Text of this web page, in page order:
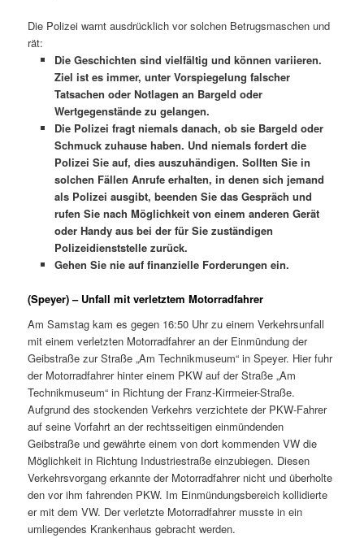
Die Polizei warnt ausdrücklich vor solchen Betrugsmaschen und
rät:
Die Geschichten sind vielfältig und können variieren.
Ziel ist es immer, unter Vorspiegelung falscher
Tatsachen oder Notlagen an Bargeld oder
Wertgegenstände zu gelangen.
Die Polizei fragt niemals danach, ob sie Bargeld oder
Schmuck zuhause haben. Und niemals fordert die
Polizei Sie auf, dies auszuhändigen. Sollten Sie in
solchen Fällen Anrufe erhalten, in denen sich jemand
als Polizei ausgibt, beenden Sie das Gespräch und
rufen Sie nach Möglichkeit von einem anderen Gerät
oder Handy aus bei der für Sie zuständigen
Polizeidienststelle zurück.
Gehen Sie nie auf finanzielle Forderungen ein.
(Speyer) – Unfall mit verletztem Motorradfahrer
Am Samstag kam es gegen 16:50 Uhr zu einem Verkehrsunfall
mit einem verletzten Motorradfahrer an der Einmündung der
Geibstraße zur Straße „Am Technikmuseum“ in Speyer. Hier fuhr
der Motorradfahrer hinter einem PKW auf der Straße „Am
Technikmuseum“ in Richtung der Franz-Kirrmeier-Straße.
Aufgrund des stockenden Verkehrs verzichtete der PKW-Fahrer
auf seine Vorfahrt an der rechtsseitigen einmündenden
Geibstraße und gewährte einem von dort kommenden VW die
Möglichkeit in Richtung Industriestraße einzubiegen. Diesen
Verkehrsvorgang erkannte der Motorradfahrer nicht und überholte
den vor ihm fahrenden PKW. Im Einmündungsbereich kollidierte
er mit dem VW. Der verletzte Motorradfahrer musste in ein
umliegendes Krankenhaus gebracht werden.